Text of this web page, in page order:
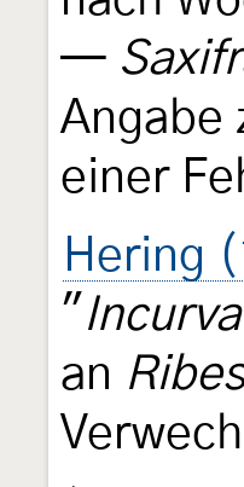
—
Angabe
einer
Hering
"
an Ribes